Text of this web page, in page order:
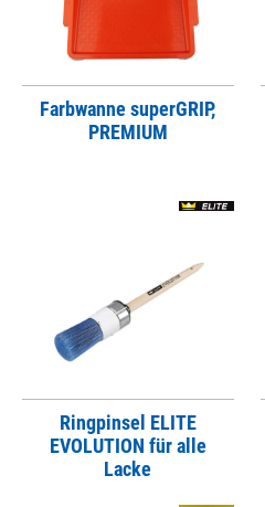
Farbwanne superGRIP,
PREMIUM
Ringpinsel ELITE
EVOLUTION für alle
Lacke